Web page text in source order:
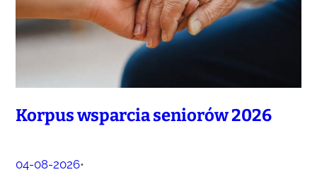
Korpus wsparcia seniorów 2026
04-08-2026•